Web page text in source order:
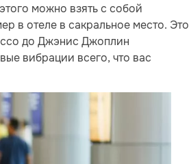
можно взять с собой
в отеле в сакральное место. Это
до Джэнис Джоплин
вибрации всего, что вас